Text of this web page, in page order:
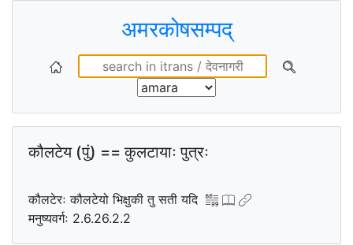
अमरकोषसम्पद्
कौलटेय (पुं) == कुलटायाः पुत्रः
कौलटेरः कौलटेयो भिक्षुकी तु सती यदि
मनुष्यवर्गः 2.6.26.2.2